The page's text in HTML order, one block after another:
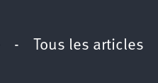
-
Tous les articles